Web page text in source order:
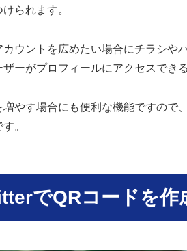
られます。
カウントを広めたい場合にチラシや
ザーがプロフィールにアクセスでき
増やす場合にも便利な機能ですので
。
でQRコードを作